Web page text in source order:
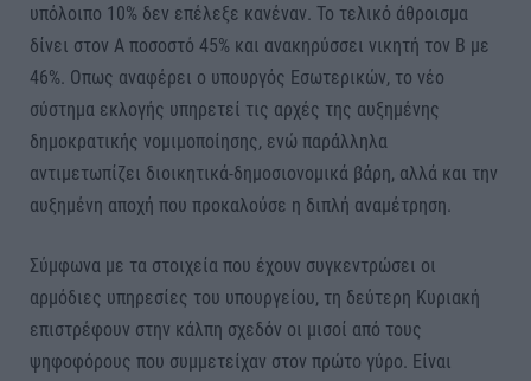
υπόλοιπο 10% δεν επέλεξε κανέναν. Το τελικό άθροισμα
δίνει στον Α ποσοστό 45% και ανακηρύσσει νικητή τον Β με
46%. Οπως αναφέρει ο υπουργός Εσωτερικών, το νέο
σύστημα εκλογής υπηρετεί τις αρχές της αυξημένης
δημοκρατικής νομιμοποίησης, ενώ παράλληλα
αντιμετωπίζει διοικητικά-δημοσιονομικά βάρη, αλλά και την
αυξημένη αποχή που προκαλούσε η διπλή αναμέτρηση.
Σύμφωνα με τα στοιχεία που έχουν συγκεντρώσει οι
αρμόδιες υπηρεσίες του υπουργείου, τη δεύτερη Κυριακή
επιστρέφουν στην κάλπη σχεδόν οι μισοί από τους
ψηφοφόρους που συμμετείχαν στον πρώτο γύρο. Είναι